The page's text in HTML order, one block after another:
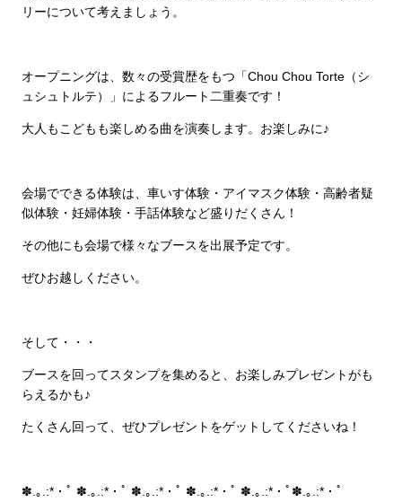
リーについて考えましょう。
オープニングは、数々の受賞歴をもつ「Chou Chou Torte（シ
ュシュトルテ）」によるフルート二重奏です！
大人もこどもも楽しめる曲を演奏します。お楽しみに♪
会場でできる体験は、車いす体験・アイマスク体験・高齢者疑
似体験・妊婦体験・手話体験など盛りだくさん！
その他にも会場で様々なブースを出展予定です。
ぜひお越しください。
そして・・・
ブースを回ってスタンプを集めると、お楽しみプレゼントがも
らえるかも♪
たくさん回って、ぜひプレゼントをゲットしてくださいね！
✽.｡.:*・ﾟ ✽.｡.:*・ﾟ ✽.｡.:*・ﾟ ✽.｡.:*・ﾟ ✽.｡.:*・ﾟ✽.｡.:*・ﾟ